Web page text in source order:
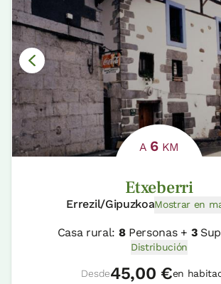
A 6 KM
Etxeberri
Errezil/GipuzkoaMostrar en
Casa rural: 8Personas + 3
Distribución
Desde45,00 €en